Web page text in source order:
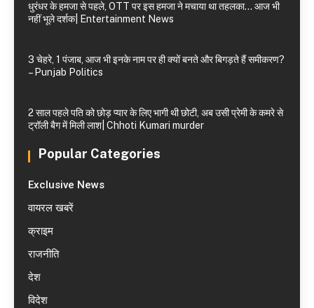
धुरंधर के हमजा से पहले, OTT पर इस हमजा ने मचाया था तहलका… आज भी
नहीं भूले दर्शक| Entertainment News
3 चेहरे, 1 पंजाब, आज भी इनके नाम पर ही क्यों बनते और बिगड़ते हैं समीकरण?
– Punjab Politics
2 साल पहले पति को छोड़ प्यार के लिए भागी थी छोटी, अब उसी प्रेमी के कमरे से
ट्रॉली बैग में मिली लाश| Chhoti Kumari murder
Popular Categories
Exclusive News
वायरल खबरें
क्राइम
राजनीति
देश
विदेश